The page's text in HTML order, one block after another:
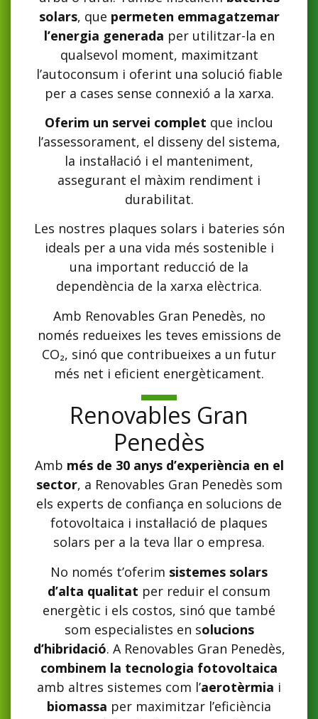
solars, que permeten emmagatzemar
l’energia generada per utilitzar-la en
qualsevol moment, maximitzant
l’autoconsum i oferint una solució fiable
per a cases sense connexió a la xarxa.
Oferim un servei complet que inclou
l’assessorament, el disseny del sistema,
la instal·lació i el manteniment,
assegurant el màxim rendiment i
durabilitat.
Les nostres plaques solars i bateries són
ideals per a una vida més sostenible i
una important reducció de la
dependència de la xarxa elèctrica.
Amb Renovables Gran Penedès, no
només redueixes les teves emissions de
CO₂, sinó que contribueixes a un futur
més net i eficient energèticament.
Renovables Gran
Penedès
Amb més de 30 anys d’experiència en el
sector, a Renovables Gran Penedès som
els experts de confiança en solucions de
fotovoltaica i instal·lació de plaques
solars per a la teva llar o empresa.
No només t’oferim sistemes solars
d’alta qualitat per reduir el consum
energètic i els costos, sinó que també
som especialistes en solucions
d’hibridació. A Renovables Gran Penedès,
combinem la tecnologia fotovoltaica
amb altres sistemes com l’aerotèrmia i
biomassa per maximitzar l’eficiència